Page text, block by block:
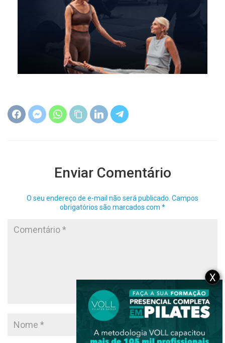
Enviar Comentário
O seu endereço de e-mail não será publicado. Campos
obrigatórios são marcados com *
X